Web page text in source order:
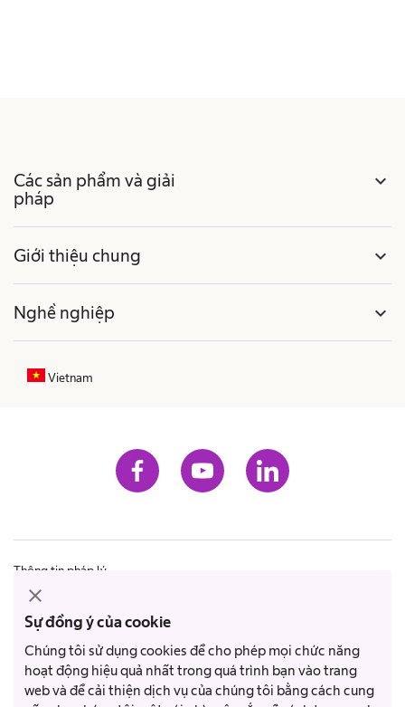
Các sản phẩm và giải
pháp
expand_more
Giới thiệu chung expand_more
Nghề nghiệp expand_more
Vietnam
Thông tin pháp lý
Tìm hiểu thêm về B. Braun
Điều kiện và điều khoản
Chính sách quyền riêng tư
Sự đồng ý của cookie
Chúng tôi sử dụng cookies để cho phép mọi chức năng
hoạt động hiệu quả nhất trong quá trình bạn vào trang
web và để cải thiện dịch vụ của chúng tôi bằng cách cung
close